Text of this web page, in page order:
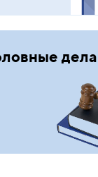
дела